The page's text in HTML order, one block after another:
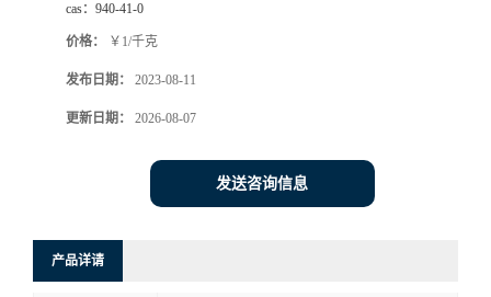
cas： 940-41-0
价格： ￥1/千克
发布日期： 2023-08-11
更新日期： 2026-08-07
发送咨询信息
产品详请